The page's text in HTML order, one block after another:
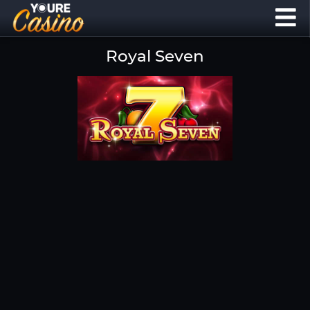
Royal Seven